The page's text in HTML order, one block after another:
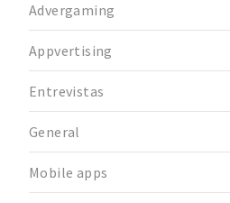
Advergaming
Appvertising
Entrevistas
General
Mobile apps